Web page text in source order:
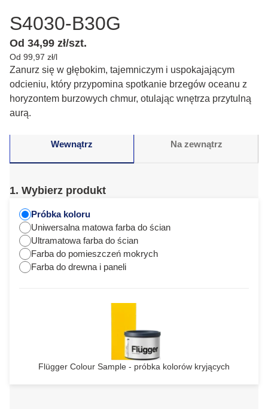
S4030-B30G
Od 34,99 zł/szt.
Od 99,97 zł/l
Zanurz się w głębokim, tajemniczym i uspokajającym
odcieniu, który przypomina spotkanie brzegów oceanu z
horyzontem burzowych chmur, otulając wnętrza przytulną
aurą.
Wewnątrz Na zewnątrz
1. Wybierz produkt
Próbka koloru
Uniwersalna matowa farba do ścian
Ultramatowa farba do ścian
Farba do pomieszczeń mokrych
Farba do drewna i paneli
Flügger Colour Sample - próbka kolorów kryjących